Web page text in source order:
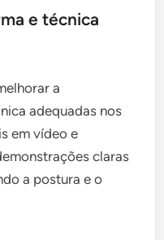
e técnica
a
adequadas nos
em vídeo e
claras
a postura e o